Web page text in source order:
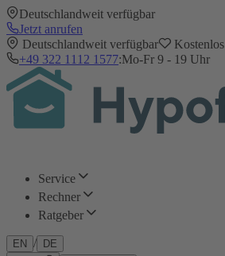
Deutschlandweit verfügbar
Jetzt anrufen
Deutschlandweit verfügbar
Kostenlos
+49 322 1112 1577:Mo-Fr 9 - 19 Uhr
Service
Rechner
Ratgeber
EN /
DE